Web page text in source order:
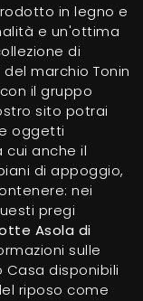
in legno e
e un'ottima
di
marchio Tonin
il gruppo
sito potrai
oggetti
cui anche il
di appoggio,
nei
pregi
Asola di
sulle
disponibili
riposo come